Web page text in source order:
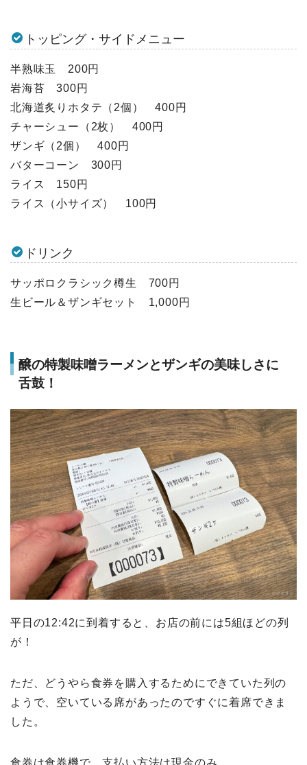
トッピング・サイドメニュー
半熟味玉 200円
岩海苔 300円
北海道炙りホタテ（2個） 400円
チャーシュー（2枚） 400円
ザンギ（2個） 400円
バターコーン 300円
ライス 150円
ライス（小サイズ） 100円
ドリンク
サッポロクラシック樽生 700円
生ビール＆ザンギセット 1,000円
醸の特製味噌ラーメンとザンギの美味しさに
舌鼓！
平日の12:42に到着すると、お店の前には5組ほどの列
が！
ただ、どうやら食券を購入するためにできていた列の
ようで、空いている席があったのですぐに着席できま
した。